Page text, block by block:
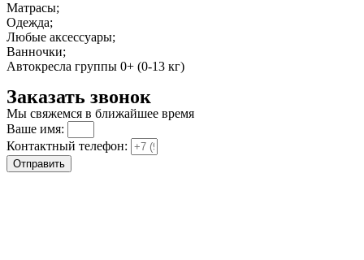
Матрасы;
Одежда;
Любые аксессуары;
Ванночки;
Автокресла группы 0+ (0-13 кг)
Заказать звонок
Мы свяжемся в ближайшее время
Ваше имя:
Контактный телефон:
Отправить